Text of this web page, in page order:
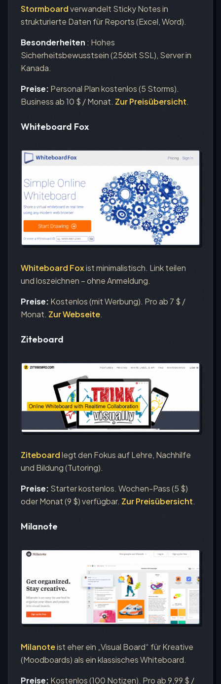
Stormboardverwandelt Sticky Notes in
strukturierte Daten für Reports (Excel, Word).
Besonderheiten : Hohes
Sicherheitsbewusstsein (256bit SSL), Server in
Kanada.
Preise: Personal Plan kostenlos (5 Storms).
Business ab 10 $ / Monat. Zur Preisübersicht.
Whiteboard Fox
Whiteboard Foxist minimalistisch. Link teilen
und loszeichnen – ohne Anmeldung.
Preise: Kostenlos (mit Werbung). Pro ab 7 $ /
Monat. Zur Webseite.
Ziteboard
Ziteboardlegt den Fokus auf Lehre, Nachhilfe
und Bildung (Tutoring).
Preise: Starter kostenlos. Wochen-Pass (5 $)
oder Monat (9 $) verfügbar. Zur Preisübersicht.
Milanote
Milanoteist eher ein „Visual Board“ für Kreative
(Moodboards) als ein klassisches Whiteboard.
Preise: Kostenlos (100 Notizen). Pro ab 9,99 $ /